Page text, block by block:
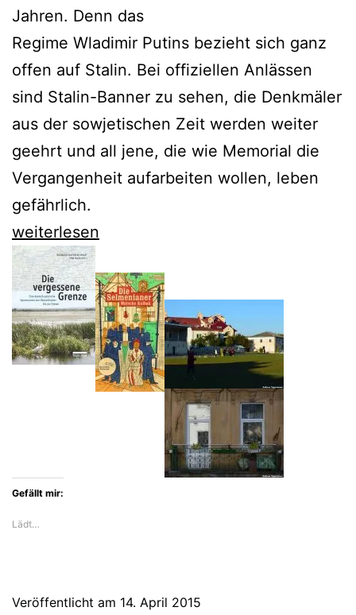
Jahren. Denn das
Regime Wladimir Putins bezieht sich ganz
offen auf Stalin. Bei offiziellen Anlässen
sind Stalin-Banner zu sehen, die Denkmäler
aus der sowjetischen Zeit werden weiter
geehrt und all jene, die wie Memorial die
Vergangenheit aufarbeiten wollen, leben
gefährlich.
Naimark
erinnert
an
den
Völkermörder
Stalin
weiterlesen
Gefällt mir:
Lädt…
Veröffentlicht am 14. April 2015